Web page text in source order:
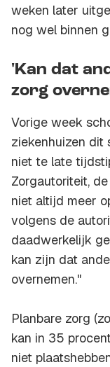
weken later
nog wel binnen
'Kan dat
zorg
Vorige week
ziekenhuizen dit
niet te late
Zorgautoriteit,
niet altijd meer
volgens de
daadwerkelijk
kan zijn dat
overnemen."
Planbare zorg
kan in 35
niet